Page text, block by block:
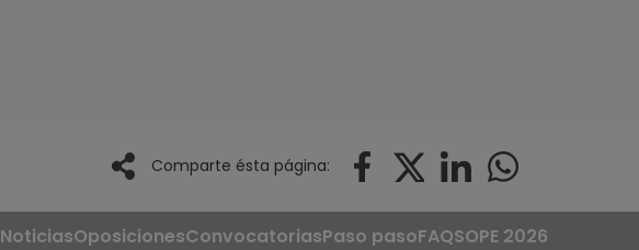
Comparte ésta página:
NoticiasOposicionesConvocatoriasPaso pasoFAQSOPE 2026